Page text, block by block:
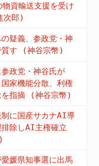
資輸送支援を受け
次郎)
疑義、参政党・神
質す (神谷宗幣)
政党・神谷氏が
国家機能分散、利権
を指摘 (神谷宗幣)
制に国産サカナAI導
除しAI主権確立
媛県知事選に出馬